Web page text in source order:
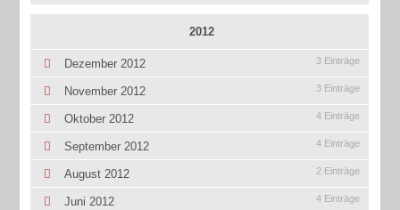
2012
Dezember 2012 3 Einträge
November 2012 3 Einträge
Oktober 2012 4 Einträge
September 2012 4 Einträge
August 2012 2 Einträge
Juni 2012 4 Einträge